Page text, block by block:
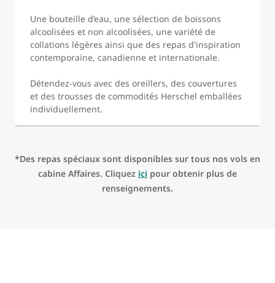
Une bouteille d’eau, une sélection de boissons
alcoolisées et non alcoolisées, une variété de
collations légères ainsi que des repas d'inspiration
contemporaine, canadienne et internationale.
Détendez-vous avec des oreillers, des couvertures
et des trousses de commodités Herschel emballées
individuellement.
*Des repas spéciaux sont disponibles sur tous nos vols en
cabine Affaires. Cliquez ici pour obtenir plus de
renseignements.